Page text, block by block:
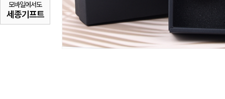
모바일에서도
세종기프트